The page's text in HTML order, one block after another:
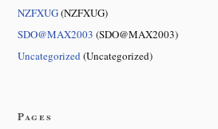
NZFXUG(NZFXUG)
SDO@MAX2003 (SDO@MAX2003)
Uncategorized(Uncategorized)
Pages